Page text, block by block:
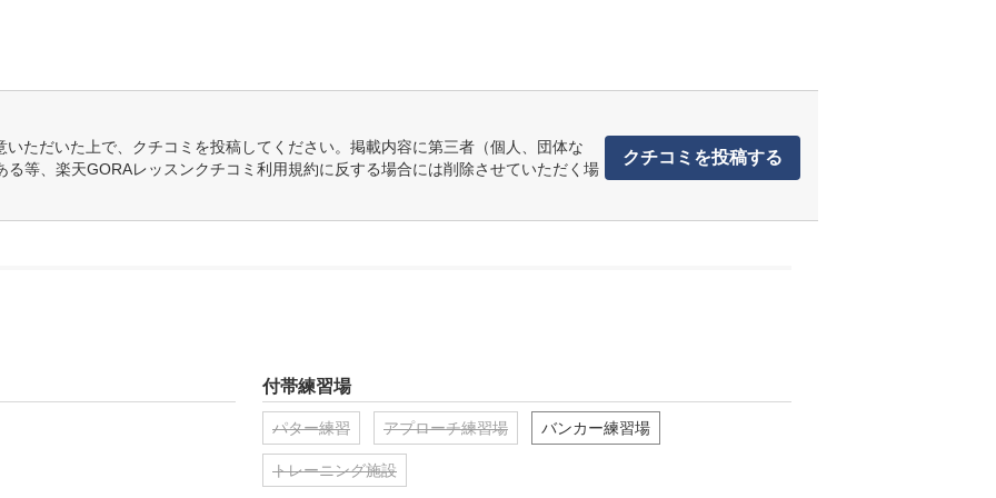
いただいた上で、クチコミを投稿してください。掲載内容に第三者（個人、団体な
等、楽天GORAレッスンクチコミ利用規約に反する場合には削除させていただく場
クチコミを投稿する
付帯練習場
パター練習 アプローチ練習場 バンカー練習場
トレーニング施設